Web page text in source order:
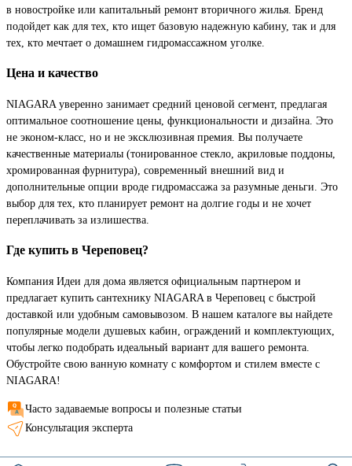
в новостройке или капитальный ремонт вторичного жилья. Бренд
подойдет как для тех, кто ищет базовую надежную кабину, так и для
тех, кто мечтает о домашнем гидромассажном уголке.
Цена и качество
NIAGARA уверенно занимает средний ценовой сегмент, предлагая
оптимальное соотношение цены, функциональности и дизайна. Это
не эконом-класс, но и не эксклюзивная премия. Вы получаете
качественные материалы (тонированное стекло, акриловые поддоны,
хромированная фурнитура), современный внешний вид и
дополнительные опции вроде гидромассажа за разумные деньги. Это
выбор для тех, кто планирует ремонт на долгие годы и не хочет
переплачивать за излишества.
Где купить в Череповец?
Компания Идеи для дома является официальным партнером и
предлагает купить сантехнику NIAGARA в Череповец с быстрой
доставкой или удобным самовывозом. В нашем каталоге вы найдете
популярные модели душевых кабин, ограждений и комплектующих,
чтобы легко подобрать идеальный вариант для вашего ремонта.
Обустройте свою ванную комнату с комфортом и стилем вместе с
NIAGARA!
Часто задаваемые вопросы и полезные статьи
Консультация эксперта